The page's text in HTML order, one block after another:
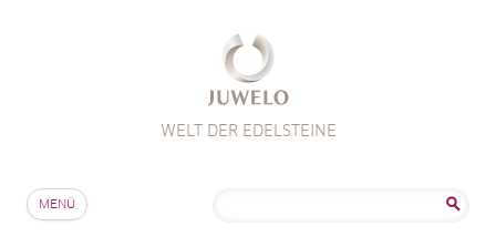
WELT DER EDELSTEINE
MENÜ